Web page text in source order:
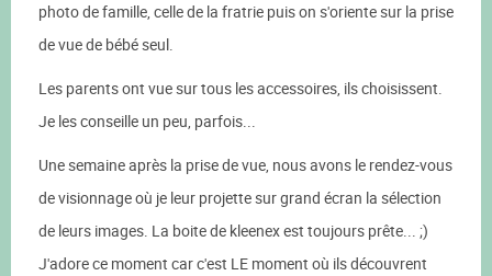
photo de famille, celle de la fratrie puis on s'oriente sur la prise
de vue de bébé seul.
Les parents ont vue sur tous les accessoires, ils choisissent.
Je les conseille un peu, parfois...
Une semaine après la prise de vue, nous avons le rendez-vous
de visionnage où je leur projette sur grand écran la sélection
de leurs images. La boite de kleenex est toujours prête... ;)
J'adore ce moment car c'est LE moment où ils découvrent